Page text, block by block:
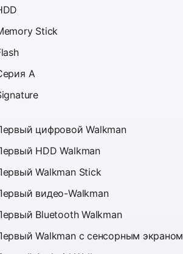
Stick
A
цифровой Walkman
HDD Walkman
Walkman Stick
видео-Walkman
Bluetooth Walkman
Walkman с сенсорным экраном